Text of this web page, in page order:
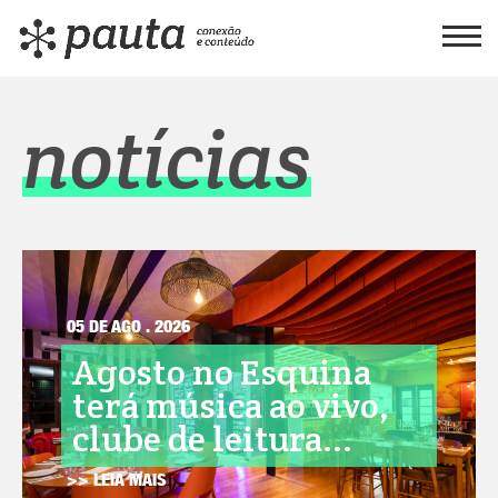
notícias
05 DE AGO . 2026
Agosto no Esquina
terá música ao vivo,
clube de leitura...
>> LEIA MAIS